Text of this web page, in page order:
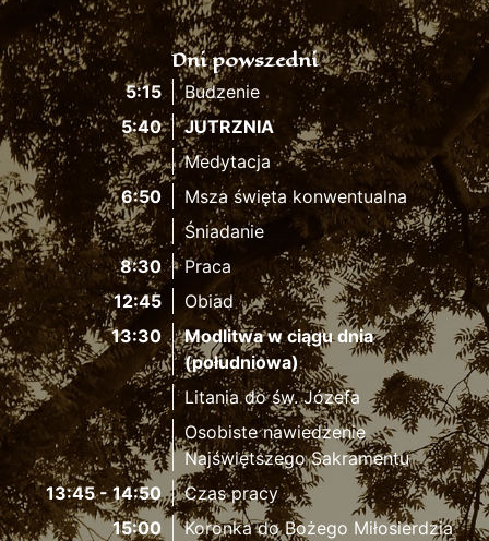
Dni powszedni
5:15
Budzenie
5:40
JUTRZNIA
Medytacja
6:50
Msza święta konwentualna
Śniadanie
8:30
Praca
12:45
Obiad
13:30
Modlitwa w ciągu dnia
(południowa)
Litania do św. Józefa
Osobiste nawiedzenie
Najświętszego Sakramentu
13:45 - 14:50
Czas pracy
15:00
Koronka do Bożego Miłosierdzia